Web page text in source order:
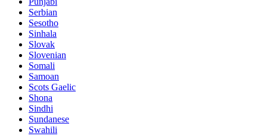
Serbian
Sesotho
Sinhala
Slovak
Slovenian
Somali
Samoan
Scots Gaelic
Shona
Sindhi
Sundanese
Swahili